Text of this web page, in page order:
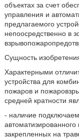
объектах за счет
управления и
предлагаемого
непоосредственно в
Сущность
Характерными
устройства для
пожаров и
средней кратности
- наличие
закрепленных на